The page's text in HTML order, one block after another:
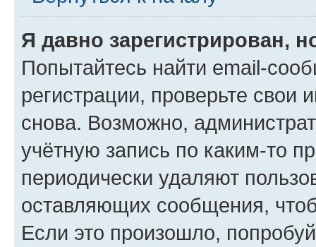
Я давно зарегистрирован,
Попытайтесь найти email-
регистрации, проверьте свои
снова. Возможно,
учётную запись по каким-то
периодически удаляют
оставляющих сообщения,
Если это произошло,